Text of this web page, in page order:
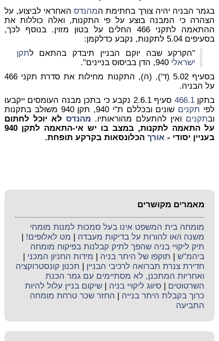
בגמר הבניה יהיה צורך בחתימת המהנדסהאחראי לביצוע, על
הצהרה כי המבנה בוצע על פי התקנות, ואלה כוללות את
ההתאמה לתקני 466 החלים על בטון מזוין. בנוסף לכך,
בסעיפים 5.04 לתקנות, נקבע כדלקמן:
"הקרקע שבה יוקם הבניין תיבדק בהתאם לתקן
ישראלי
בסעיף 5.02 (ד'), (ה), התקנות מחילות את סדרת תקני 466
על הבניה.
בתקן466.1
סעיף 2.6.1 נקבע כי בתכן מבנה העומסים ייקבעו
לפי תקנים
שונים ובכללם ת"י 940, תקן 940 משולב בתקנות
ובתקנים ואין להתעלם מהוראותיו. מהנדס לא יוכל לחתום
על התאמה לתקנות, במצב בו יש אי-התאמה לתקן 940
בעניין יסודי - אורךהכלונסאות בקרקע תופחת.
מאמרים מקושרים
מומחה בית המשפט אינו בעל סמכות למנות מומחי
משנה ו/או להורות על בדיקות מעבדה
מט לאלופים!
תיק ליקויי בניה שהפך לתיק קבלנות בפיקוח מומחה
ביהמ"ש
תוקפו של היתר בניה מידות החניון המכני
חדירת צנרת תברואה לרכיבי הבניין
תכנון קונסטרוקציה
ואחריות המתכנן, לא מסתיימים עם גמר הכנת
השרטוטים |סיווג ליקויי בניה |שיקום בניין עלול להיות
כרוך בקבלת היתר בנייה
החזר שכר טרחת מומחה
התביעה